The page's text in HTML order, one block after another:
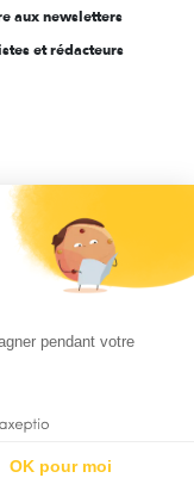
aux newsletters
et rédacteurs
2025-2026 Tout droits réservés
pendant votre
OK pour moi